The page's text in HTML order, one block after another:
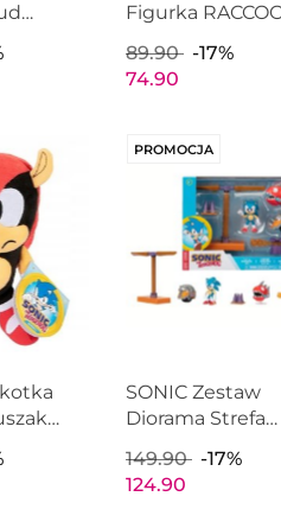
Figurka
Nintendo s37
PACIFIC 41146
89.90
-17%
74.90
PROMOCJA
SONIC Zestaw
Diorama Strefa
Figurka Flying
Battery Zone
149.90
-17%
124.90